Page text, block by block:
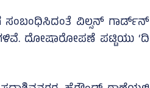
ಸಂಬಂಧಿಸಿದಂತೆ ವಿಲ್ಸನ್‌ ಗಾರ್ಡ್‌ನ್‌
ದೋಷಾರೋಪಣೆ ಪಟ್ಟಿಯು ‘ದಿ